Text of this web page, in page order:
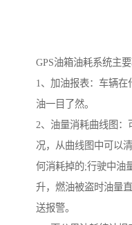
GPS油箱油耗系统主要
1、加油报表：车辆
油一目了然。
2、油量消耗曲线图
况，从曲线图中可以
何消耗掉的;行驶中油
升，燃油被盗时油量
送报警。